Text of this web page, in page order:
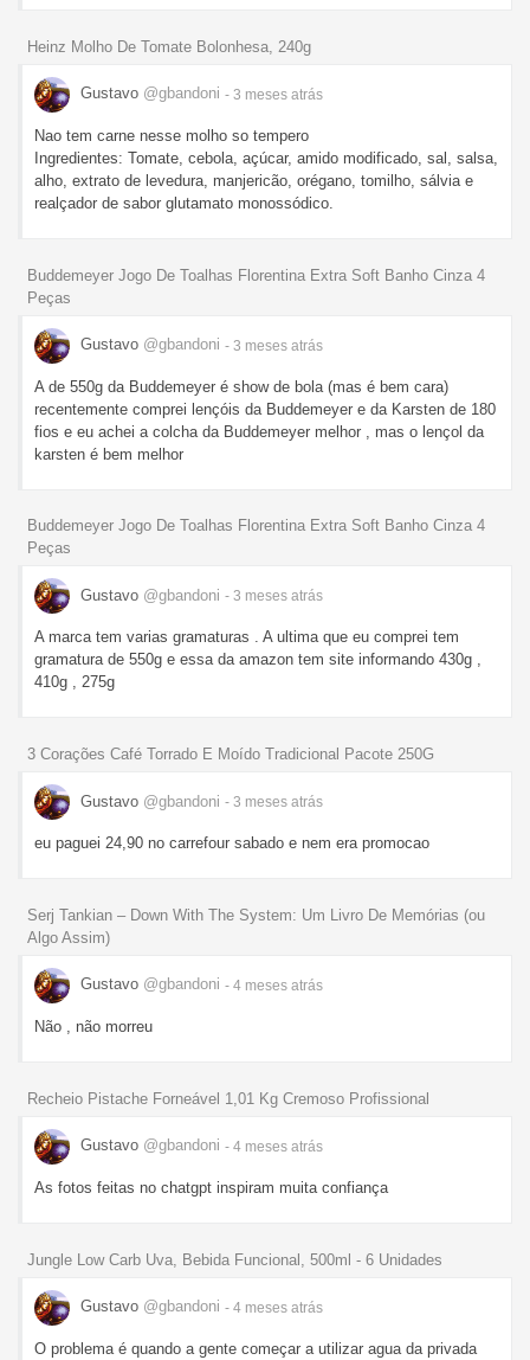
Heinz Molho De Tomate Bolonhesa, 240g
Gustavo @gbandoni - 3 meses atrás
Nao tem carne nesse molho so tempero
Ingredientes: Tomate, cebola, açúcar, amido modificado, sal, salsa,
alho, extrato de levedura, manjericão, orégano, tomilho, sálvia e
realçador de sabor glutamato monossódico.
Buddemeyer Jogo De Toalhas Florentina Extra Soft Banho Cinza 4
Peças
Gustavo @gbandoni - 3 meses atrás
A de 550g da Buddemeyer é show de bola (mas é bem cara)
recentemente comprei lençóis da Buddemeyer e da Karsten de 180
fios e eu achei a colcha da Buddemeyer melhor , mas o lençol da
karsten é bem melhor
Buddemeyer Jogo De Toalhas Florentina Extra Soft Banho Cinza 4
Peças
Gustavo @gbandoni - 3 meses atrás
A marca tem varias gramaturas . A ultima que eu comprei tem
gramatura de 550g e essa da amazon tem site informando 430g ,
410g , 275g
3 Corações Café Torrado E Moído Tradicional Pacote 250G
Gustavo @gbandoni - 3 meses atrás
eu paguei 24,90 no carrefour sabado e nem era promocao
Serj Tankian – Down With The System: Um Livro De Memórias (ou
Algo Assim)
Gustavo @gbandoni - 4 meses atrás
Não , não morreu
Recheio Pistache Forneável 1,01 Kg Cremoso Profissional
Gustavo @gbandoni - 4 meses atrás
As fotos feitas no chatgpt inspiram muita confiança
Jungle Low Carb Uva, Bebida Funcional, 500ml - 6 Unidades
Gustavo @gbandoni - 4 meses atrás
O problema é quando a gente começar a utilizar agua da privada